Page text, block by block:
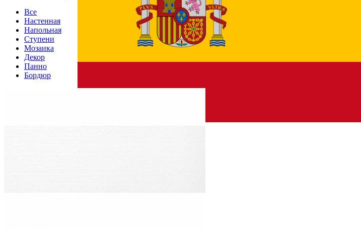
Все
Настенная
Напольная
Ступени
Мозаика
Декор
Панно
Бордюр